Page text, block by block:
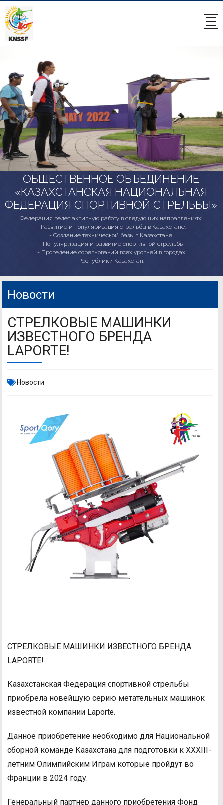
ОБЩЕСТВЕННОЕ ОБЪЕДИНЕНИЕ
«КАЗАХСТАНСКАЯ НАЦИОНАЛЬНАЯ
ФЕДЕРАЦИЯ СПОРТИВНОЙ СТРЕЛЬБЫ»
Федерация ведет активную работу в следующих направлениях:
- Развитие и популяризация стрельбы в Казахстане.
- Создание технической базы в Казахстане.
- Популяризация и развитие спортивной стрельбы
- Проведение соревнований всех уровней в городах
Республики Казахстан.
Новости
СТРЕЛКОВЫЕ МАШИНКИ
ИЗВЕСТНОГО БРЕНДА
LAPORTE!
Новости
СТРЕЛКОВЫЕ МАШИНКИ ИЗВЕСТНОГО БРЕНДА
LAPORTE!
Казахстанская Федерация спортивной стрельбы
приобрела новейшую серию метательных машинок
известной компании Laporte.
Данное приобретение необходимо для Национальной
сборной команде Казахстана для подготовки к XXXIII-
летним Олимпийским Играм которые пройдут во
Франции в 2024 году.
Генеральный партнер данного приобретения Фонд